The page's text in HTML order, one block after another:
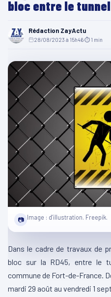
bloc entre le
Rédaction ZayActu
28/08/2023 à 15h46⏱ 1 min
📷 Image : d’illustration. Freepik.
Dans le cadre de travaux de
bloc sur la RD45, entre le
commune de Fort-de-France.
mardi 29 août au vendredi 1